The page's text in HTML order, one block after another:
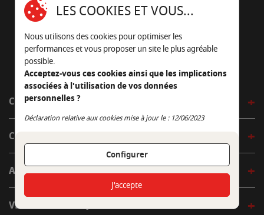
05 45 22 98 09
Nous envoyer un e-mail
CÔTÉ OUTDOOR
CÔTÉ INDOOR
AUTOUR DE LA TABLE
VENIR EN BOUTIQUE
LES COOKIES ET VOUS...
Nous utilisons des cookies pour optimiser les
performances et vous proposer un site le plus agréable
possible.
Acceptez-vous ces cookies ainsi que les implications
associées à l'utilisation de vos données
personnelles ?
Déclaration relative aux cookies mise à jour le : 12/06/2023
Configurer
Continuer sans accepter
J'accepte